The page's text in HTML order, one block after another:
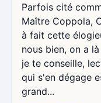
Parfois cité
Maître Coppola,
à fait cette
nous bien, on a
je te conseille,
qui s'en dégage
grand...